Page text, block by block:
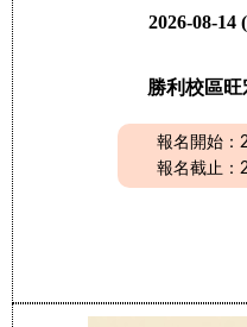
2026-08-14
勝利校區旺
報名開始：
報名截止：